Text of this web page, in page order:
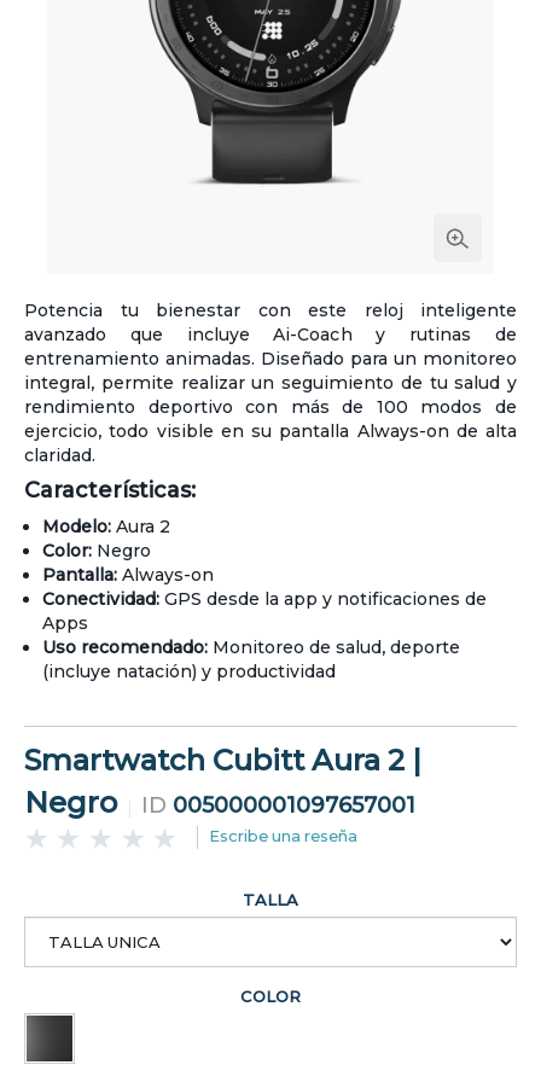
Potencia tu bienestar con este reloj inteligente
avanzado que incluye Ai-Coach y rutinas de
entrenamiento animadas. Diseñado para un monitoreo
integral, permite realizar un seguimiento de tu salud y
rendimiento deportivo con más de 100 modos de
ejercicio, todo visible en su pantalla Always-on de alta
claridad.
Características:
Modelo: Aura 2
Color: Negro
Pantalla: Always-on
Conectividad: GPS desde la app y notificaciones de
Apps
Uso recomendado: Monitoreo de salud, deporte
(incluye natación) y productividad
Smartwatch Cubitt Aura 2 |
Negro
ID 005000001097657001
Escribe una reseña
TALLA
COLOR